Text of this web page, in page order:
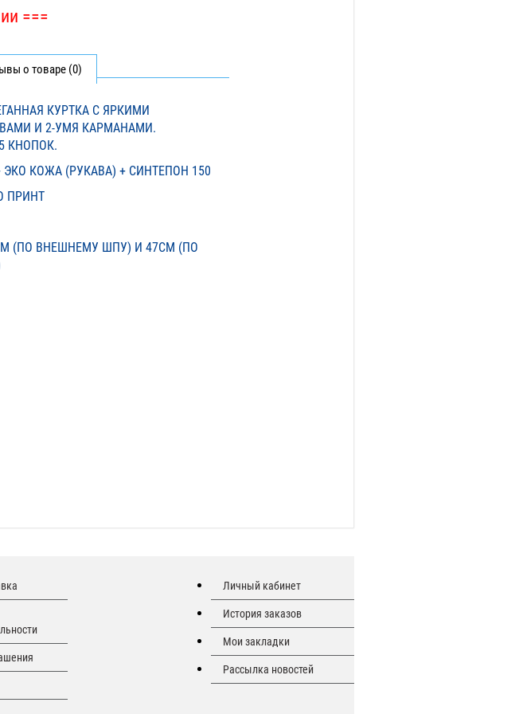
===
о товаре (0)
КУРТКА С ЯРКИМИ
И 2-УМЯ КАРМАНАМИ.
КНОПОК.
КОЖА (РУКАВА) + СИНТЕПОН 150
ПРИНТ
(ПО ВНЕШНЕМУ ШПУ) И 47СМ (ПО
Личный кабинет
История заказов
Мои закладки
Рассылка новостей